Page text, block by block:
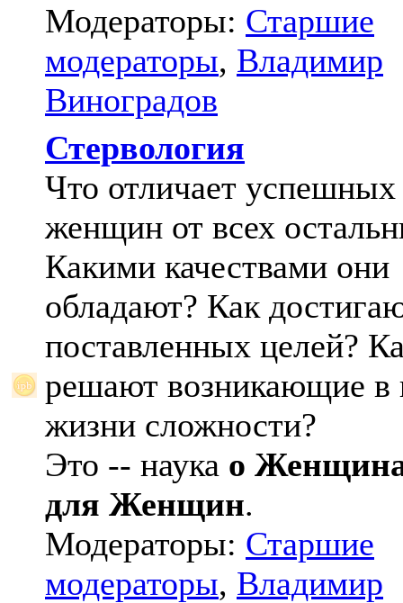
Модераторы: Старшие
модераторы, Владимир
Виноградов
Стервология
Что отличает успешных
женщин от всех
Какими качествами они
обладают? Как
поставленных целей?
решают возникающие в
жизни сложности?
Это -- наука о
для Женщин.
Модераторы: Старшие
модераторы, Владимир